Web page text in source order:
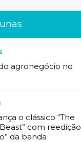
agronegócio no
o clássico “The
com reedição
da banda